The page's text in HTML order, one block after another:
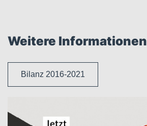
Weitere Informationen
Bilanz 2016-2021